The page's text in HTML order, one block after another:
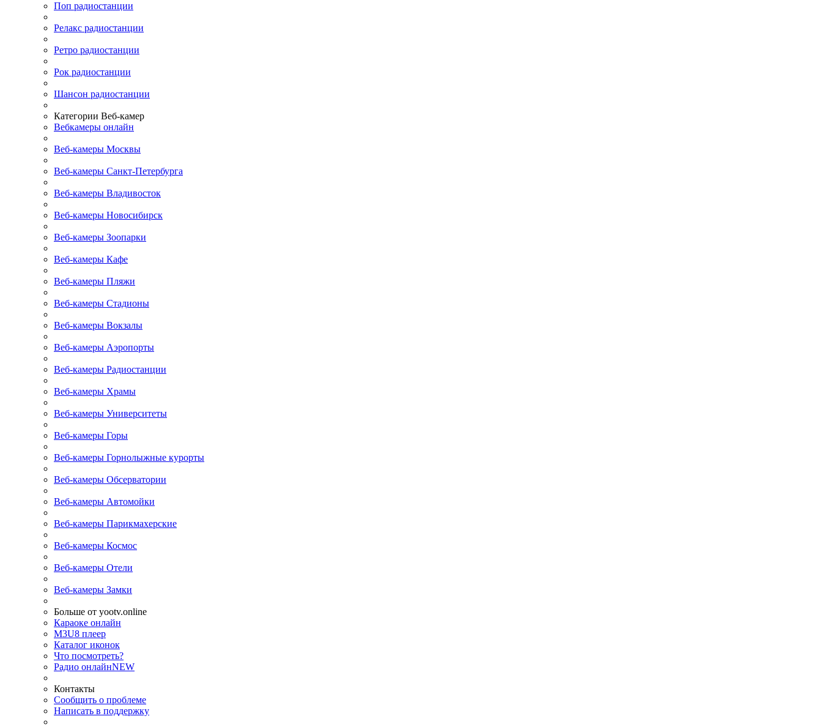
Поп радиостанции
Релакс радиостанции
Ретро радиостанции
Рок радиостанции
Шансон радиостанции
Категории Веб-камер
Вебкамеры онлайн
Веб-камеры Москвы
Веб-камеры Санкт-Петербурга
Веб-камеры Владивосток
Веб-камеры Новосибирск
Веб-камеры Зоопарки
Веб-камеры Кафе
Веб-камеры Пляжи
Веб-камеры Стадионы
Веб-камеры Вокзалы
Веб-камеры Аэропорты
Веб-камеры Радиостанции
Веб-камеры Храмы
Веб-камеры Университеты
Веб-камеры Горы
Веб-камеры Горнолыжные курорты
Веб-камеры Обсерватории
Веб-камеры Автомойки
Веб-камеры Парикмахерские
Веб-камеры Космос
Веб-камеры Отели
Веб-камеры Замки
Больше от yootv.online
Караоке онлайн
M3U8 плеер
Каталог иконок
Что посмотреть?
Радио онлайнNEW
Контакты
Сообщить о проблеме
Написать в поддержку